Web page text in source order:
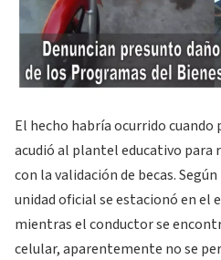
El hecho habría ocurrido cuando
acudió al plantel educativo para
con la validación de becas.
unidad oficial se estacionó en el
mientras el conductor se
celular, aparentemente no se